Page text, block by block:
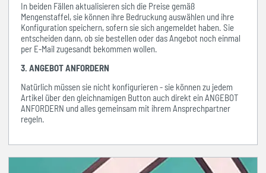
In beiden Fällen aktualisieren sich die Preise gemäß
Mengenstaffel, sie können ihre Bedruckung auswählen und ihre
Konfiguration speichern, sofern sie sich angemeldet haben. Sie
entscheiden dann, ob sie bestellen oder das Angebot noch einmal
per E-Mail zugesandt bekommen wollen.
3. ANGEBOT ANFORDERN
Natürlich müssen sie nicht konfigurieren - sie können zu jedem
Artikel über den gleichnamigen Button auch direkt ein ANGEBOT
ANFORDERN und alles gemeinsam mit ihrem Ansprechpartner
regeln.